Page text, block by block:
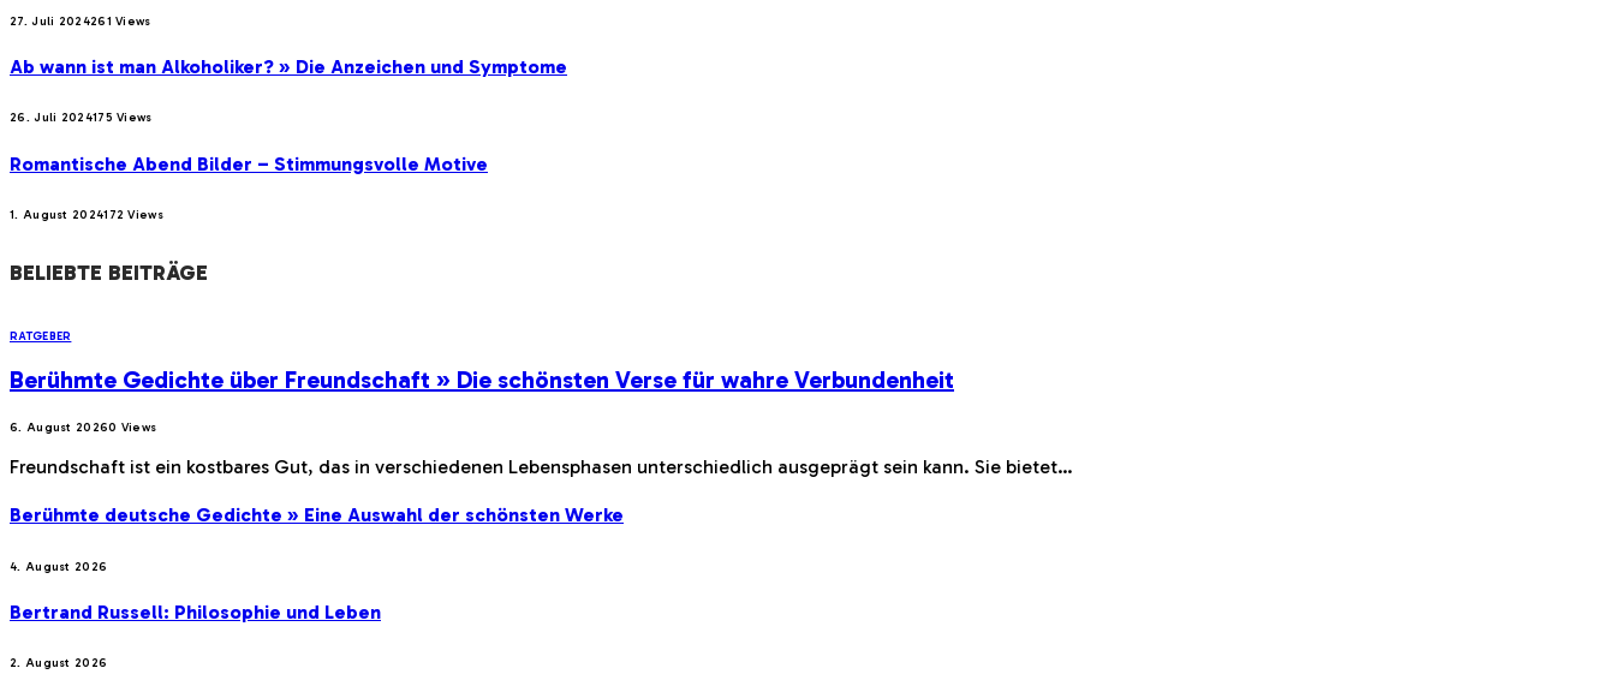
27. Juli 2024261Views
Ab wann ist man Alkoholiker? » Die Anzeichen und Symptome
26. Juli 2024175Views
Romantische Abend Bilder – Stimmungsvolle Motive
1. August 2024172Views
BELIEBTE BEITRÄGE
RATGEBER
Berühmte Gedichte über Freundschaft » Die schönsten Verse für wahre Verbundenheit
6. August 20260 Views
Freundschaft ist ein kostbares Gut, das in verschiedenen Lebensphasen unterschiedlich ausgeprägt sein kann. Sie bietet…
Berühmte deutsche Gedichte » Eine Auswahl der schönsten Werke
4. August 2026
Bertrand Russell: Philosophie und Leben
2. August 2026